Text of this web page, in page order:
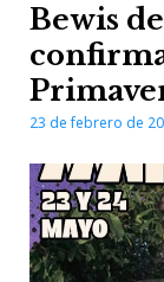
Bewis
23 de febrero de